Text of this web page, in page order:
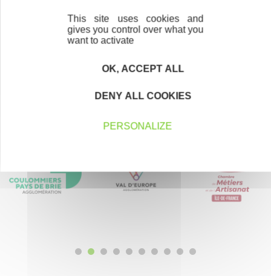
Devenez bénévole
This site uses cookies and
gives you control over what you
want to activate
OK, ACCEPT ALL
DENY ALL COOKIES
PERSONALIZE